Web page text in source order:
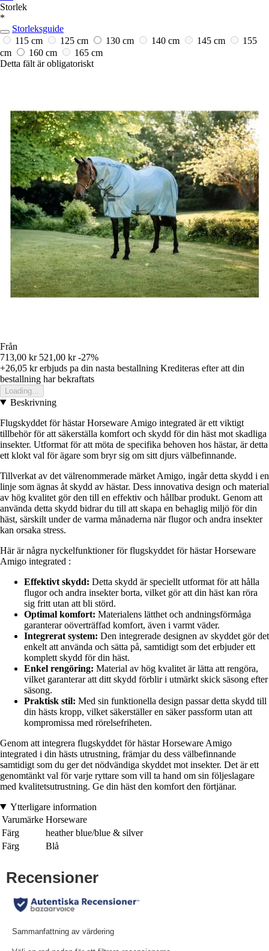
Storlek
*
Storleksguide
115 cm
125 cm 130 cm 140 cm 145 cm
155
cm
160 cm
165 cm
Detta fält är obligatoriskt
Från
713,00 kr 521,00 kr -27%
+26,05 krerbjuds pa din nasta bestallning Krediteras efter att din
bestallning har bekraftats
Loading...
Beskrivning
Flugskyddet för hästar Horseware Amigo integrated är ett viktigt
tillbehör för att säkerställa komfort och skydd för din häst mot skadliga
insekter. Utformat för att möta de specifika behoven hos hästar, är detta
ett klokt val för ägare som bryr sig om sitt djurs välbefinnande.
Tillverkat av det välrenommerade märket Amigo, ingår detta skydd i en
linje som ägnas åt skydd av hästar. Dess innovativa design och material
av hög kvalitet gör den till en effektiv och hållbar produkt. Genom att
använda detta skydd bidrar du till att skapa en behaglig miljö för din
häst, särskilt under de varma månaderna när flugor och andra insekter
kan orsaka stress.
Här är några nyckelfunktioner för flugskyddet för hästar Horseware
Amigo integrated :
Effektivt skydd: Detta skydd är speciellt utformat för att hålla
flugor och andra insekter borta, vilket gör att din häst kan röra
sig fritt utan att bli störd.
Optimal komfort: Materialens lätthet och andningsförmåga
garanterar oöverträffad komfort, även i varmt väder.
Integrerat system: Den integrerade designen av skyddet gör det
enkelt att använda och sätta på, samtidigt som det erbjuder ett
komplett skydd för din häst.
Enkel rengöring: Material av hög kvalitet är lätta att rengöra,
vilket garanterar att ditt skydd förblir i utmärkt skick säsong efter
säsong.
Praktisk stil: Med sin funktionella design passar detta skydd till
din hästs kropp, vilket säkerställer en säker passform utan att
kompromissa med rörelsefriheten.
Genom att integrera flugskyddet för hästar Horseware Amigo
integrated i din hästs utrustning, främjar du dess välbefinnande
samtidigt som du ger det nödvändiga skyddet mot insekter. Det är ett
genomtänkt val för varje ryttare som vill ta hand om sin följeslagare
med kvalitetsutrustning. Ge din häst den komfort den förtjänar.
Ytterligare information
Varumärke Horseware
Färg
heather blue/blue & silver
Färg
Blå